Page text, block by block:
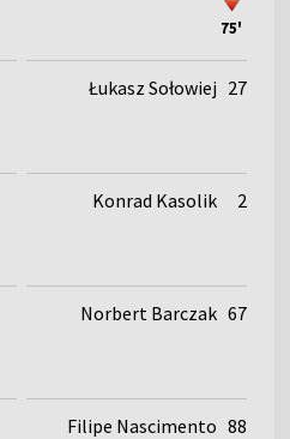
75'
Łukasz Sołowiej 27
Konrad Kasolik 2
Norbert Barczak 67
Filipe Nascimento 88